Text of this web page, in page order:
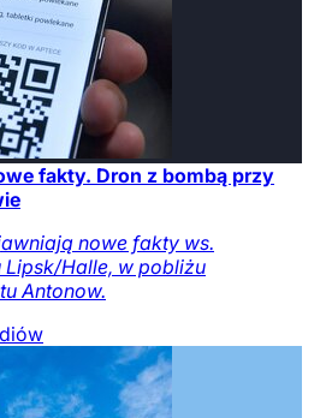
fakty. Dron z bombą przy
nowe fakty ws.
Halle, w pobliżu
Antonow.